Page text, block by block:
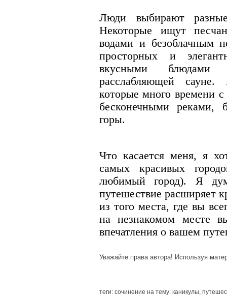
Люди выбирают
Некоторые ищут
водами и безоблачным
просторных и
вкусными блюдами
расслабляющей
которые много времени
бесконечными реками,
горы.
Что касается меня, я
самых красивых
любимый город). Я
путешествие расширяет
из того места, где вы
на незнакомом месте
впечатления о вашем
Уважайте права автора! Используя
теги: сочинение на тему: каникулы,